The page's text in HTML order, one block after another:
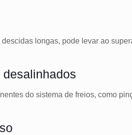
longas, pode levar ao
do sistema de freios, como